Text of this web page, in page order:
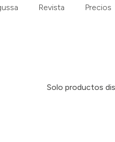
Revista Precios
Solo productos